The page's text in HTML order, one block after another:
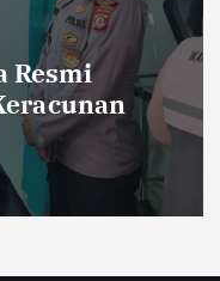
Resmi